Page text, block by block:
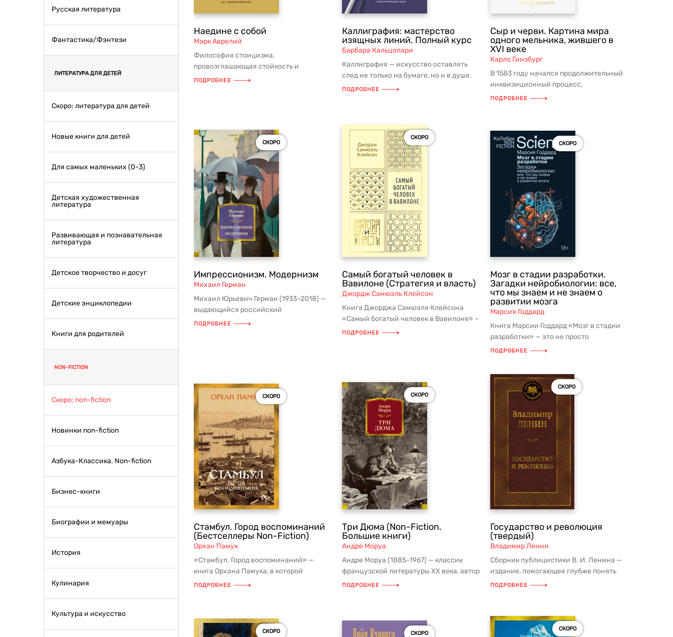
Русская литература
Фантастика/Фэнтези
ЛИТЕРАТУРА ДЛЯ ДЕТЕЙ
Скоро: литература для детей
Новые книги для детей
Для самых маленьких (0-3)
Детская художественная
литература
Развивающая и познавательная
литература
Детское творчество и досуг
Детские энциклопедии
Книги для родителей
NON-FICTION
Скоро: non-fiction
Новинки non-fiction
Азбука-Классика. Non-fiction
Бизнес-книги
Биографии и мемуары
История
Кулинария
Культура и искусство
Наедине с собой
Марк Аврелий
Философия стоицизма,
провозглашающая стойкость и
мужество, учит контролю над
ПОДРОБНЕЕ
Каллиграфия: мастерство
изящных линий. Полный курс
Барбара Кальцолари
Каллиграфия — искусство оставлять
след не только на бумаге, но и в душе.
Это пространство для творче...
ПОДРОБНЕЕ
Сыр и черви. Картина мира
одного мельника, жившего в
XVI веке
Карло Гинзбург
В 1583 году начался продолжительный
инквизиционный процесс,
растянувшийся на несколько лет. На
ПОДРОБНЕЕ
СКОРО
Импрессионизм. Модернизм
Михаил Герман
Михаил Юрьевич Герман (1933–2018) —
выдающийся российский
искусствовед, знаток французской
ПОДРОБНЕЕ
СКОРО
Самый богатый человек в
Вавилоне (Стратегия и власть)
Джордж Самюэль Клейсон
Книга Джорджа Самюэля Клейсона
«Самый богатый человек в Вавилоне» –
главная и абсолютная классика ли...
ПОДРОБНЕЕ
СКОРО
Мозг в стадии разработки.
Загадки нейробиологии: все,
что мы знаем и не знаем о
развитии мозга
Марсия Годдард
Книга Марсии Годдард «Мозг в стадии
разработки» — это не просто
популярное изложение нейробиологии,
ПОДРОБНЕЕ
СКОРО
Стамбул. Город воспоминаний
(Бестселлеры Non-Fiction)
Орхан Памук
«Стамбул. Город воспоминаний» —
книга Орхана Памука, в которой
Стамбул становится не фоном, а
ПОДРОБНЕЕ
СКОРО
Три Дюма (Non-Fiction.
Большие книги)
Андре Моруа
Андре Моруа (1885–1967) — классик
французской литературы XX века, автор
знаменитых романизированных ...
ПОДРОБНЕЕ
СКОРО
Государство и революция
(твердый)
Владимир Ленин
Сборник публицистики В. И. Ленина —
издание, помогающее глубже понять
одну из самых ярких и неоднозн...
ПОДРОБНЕЕ
СКОРО СКОРО
СКОРО